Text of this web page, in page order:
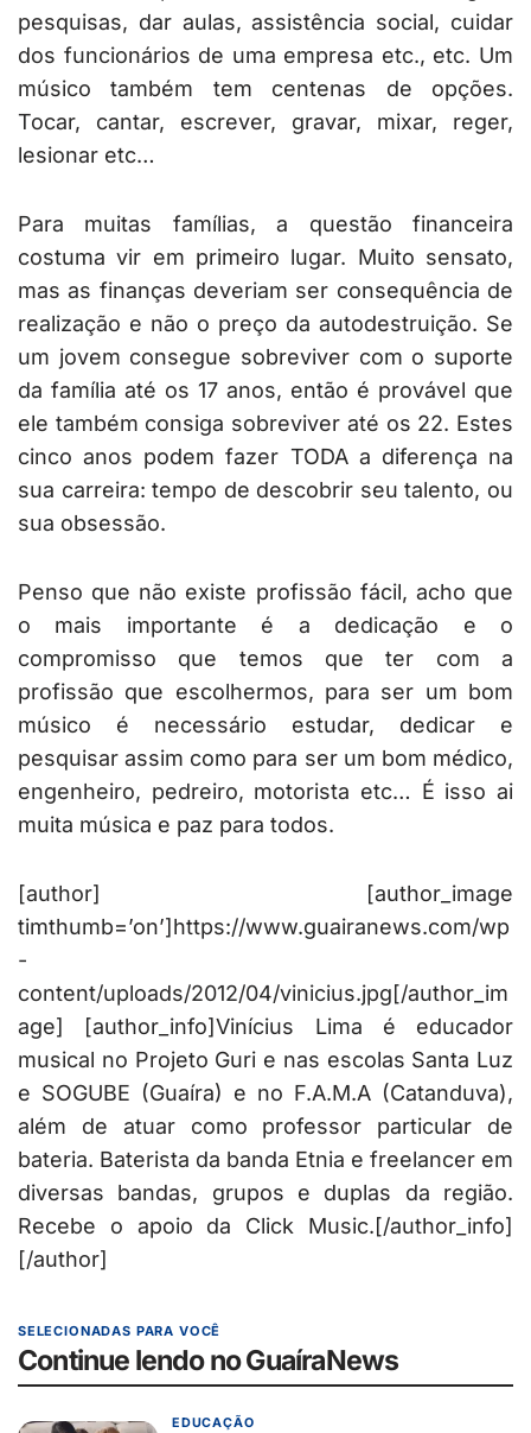
pesquisas, dar aulas, assistência social, cuidar
dos funcionários de uma empresa etc., etc. Um
músico também tem centenas de opções.
Tocar, cantar, escrever, gravar, mixar, reger,
lesionar etc…
Para muitas famílias, a questão financeira
costuma vir em primeiro lugar. Muito sensato,
mas as finanças deveriam ser consequência de
realização e não o preço da autodestruição. Se
um jovem consegue sobreviver com o suporte
da família até os 17 anos, então é provável que
ele também consiga sobreviver até os 22. Estes
cinco anos podem fazer TODA a diferença na
sua carreira: tempo de descobrir seu talento, ou
sua obsessão.
Penso que não existe profissão fácil, acho que
o mais importante é a dedicação e o
compromisso que temos que ter com a
profissão que escolhermos, para ser um bom
músico é necessário estudar, dedicar e
pesquisar assim como para ser um bom médico,
engenheiro, pedreiro, motorista etc… É isso ai
muita música e paz para todos.
[author] [author_image
timthumb=’on’]https://www.guairanews.com/wp
-
content/uploads/2012/04/vinicius.jpg[/author_im
age] [author_info]Vinícius Lima é educador
musical no Projeto Guri e nas escolas Santa Luz
e SOGUBE (Guaíra) e no F.A.M.A (Catanduva),
além de atuar como professor particular de
bateria. Baterista da banda Etnia e freelancer em
diversas bandas, grupos e duplas da região.
Recebe o apoio da Click Music.[/author_info]
[/author]
SELECIONADAS PARA VOCÊ
Continue lendo no GuaíraNews
EDUCAÇÃO